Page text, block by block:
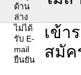
ด้าน
ล่าง
ไม่ได้
รับ E-
mail
ยืนยัน
เข้า
สมัค